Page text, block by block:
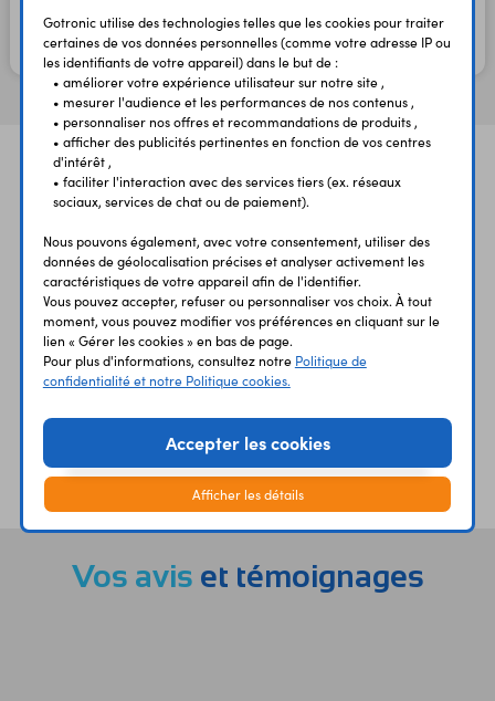
En stock
UNE QUESTION?
UN CONSEIL?
PAIEMENT
SÉCURISÉ
LIVRAISON
RAPIDE
ÉTABLISSEMENTS
SCOLAIRES
PLUS 30 ANS
D’EXPERIENCE
Vos avis et témoignages
Gotronic utilise des technologies telles que les cookies pour traiter
certaines de vos données personnelles (comme votre adresse IP ou
les identifiants de votre appareil) dans le but de :
• améliorer votre expérience utilisateur sur notre site ,
• mesurer l'audience et les performances de nos contenus ,
• personnaliser nos offres et recommandations de produits ,
• afficher des publicités pertinentes en fonction de vos centres
d'intérêt ,
• faciliter l'interaction avec des services tiers (ex. réseaux
sociaux, services de chat ou de paiement).
Nous pouvons également, avec votre consentement, utiliser des
données de géolocalisation précises et analyser activement les
caractéristiques de votre appareil afin de l'identifier.
Vous pouvez accepter, refuser ou personnaliser vos choix. À tout
moment, vous pouvez modifier vos préférences en cliquant sur le
lien « Gérer les cookies » en bas de page.
Pour plus d'informations, consultez notre Politique de
confidentialité et notre Politique cookies.
Accepter les cookies
Afficher les détails